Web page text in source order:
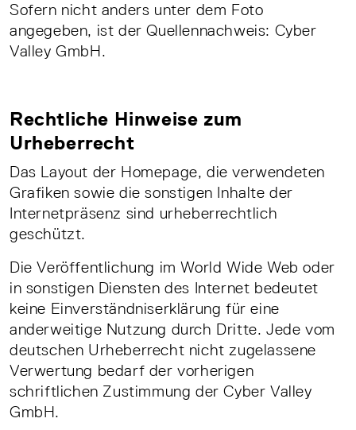
Sofern nicht anders unter dem Foto
angegeben, ist der Quellennachweis: Cyber
Valley GmbH.
Rechtliche Hinweise zum
Urheberrecht
Das Layout der Homepage, die verwendeten
Grafiken sowie die sonstigen Inhalte der
Internetpräsenz sind urheberrechtlich
geschützt.
Die Veröffentlichung im World Wide Web oder
in sonstigen Diensten des Internet bedeutet
keine Einverständniserklärung für eine
anderweitige Nutzung durch Dritte. Jede vom
deutschen Urheberrecht nicht zugelassene
Verwertung bedarf der vorherigen
schriftlichen Zustimmung der Cyber Valley
GmbH.